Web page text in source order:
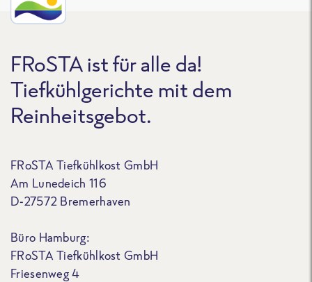
FRoSTA ist für alle da!
Tiefkühlgerichte mit dem
Reinheitsgebot.
FRoSTA Tiefkühlkost GmbH
Am Lunedeich 116
D-27572 Bremerhaven
Büro Hamburg:
FRoSTA Tiefkühlkost GmbH
Friesenweg 4